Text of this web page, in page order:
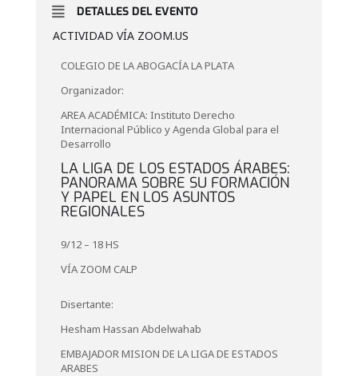
DETALLES DEL EVENTO
ACTIVIDAD VÍA ZOOM.US
COLEGIO DE LA ABOGACÍA LA PLATA
Organizador:
AREA ACADÉMICA: Instituto Derecho
Internacional Público y Agenda Global para el
Desarrollo
LA LIGA DE LOS ESTADOS ÁRABES:
PANORAMA SOBRE SU FORMACIÓN
Y PAPEL EN LOS ASUNTOS
REGIONALES
9/12 – 18 HS
VÍA ZOOM CALP
Disertante:
Hesham Hassan Abdelwahab
EMBAJADOR MISION DE LA LIGA DE ESTADOS
ARABES